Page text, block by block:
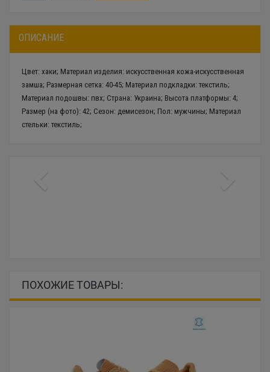
ОПИСАНИЕ
Цвет: хаки; Материал изделия: искусственная кожа-искусственная
замша; Размерная сетка: 40-45; Материал подкладки: текстиль;
Материал подошвы: пвх; Страна: Украина; Высота платформы: 4;
Размер (на фото): 42; Сезон: демисезон; Пол: мужчины; Материал
стельки: текстиль;
ПОХОЖИЕ ТОВАРЫ: